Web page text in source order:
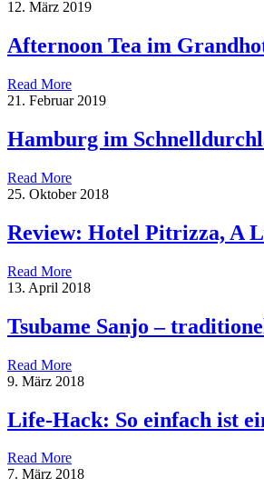
12. März 2019
Afternoon Tea im
Read More
21. Februar 2019
Hamburg im
Read More
25. Oktober 2018
Review: Hotel Pitrizza, A
Read More
13. April 2018
Tsubame Sanjo –
Read More
9. März 2018
Life-Hack: So einfach ist
Read More
7. März 2018